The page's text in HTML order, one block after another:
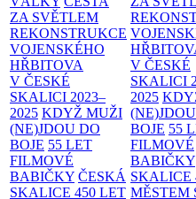
ZA SVĚTLEM
REKONSTRUKCE
VOJENSKÉHO
HŘBITOVA
V ČESKÉ
SKALICI 2023–
2025 KDYŽ MUŽI
(NE)JDOU DO
BOJE 55 LET
FILMOVÉ
BABIČKY ČESKÁ
SKALICE 450 LET
V ČESKÉ
SKALICI
2025
BOJE 55
FILMOVÉ
BABIČKY
SKALICE
MĚSTEM